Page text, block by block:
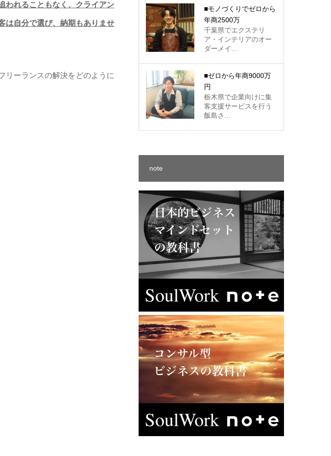
われることもなく、クライアン
は自分で選び、納期もありませ
リーランスの解決をどのように
■モノづくりでゼロから
年商2500万
千葉県でエクステリ
ア・インテリアのオー
ダーメイ...
■ゼロから年商9000万
円
栃木県で企業向けに集
客支援サービスを行う
飯島さ...
note